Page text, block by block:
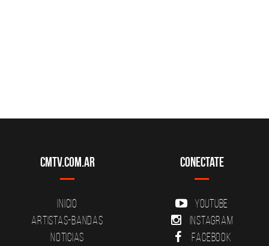
CMTV.com.ar
Inicio
Artistas-Bandas
Noticias
Conectate
YouTube
Instagram
Facebook